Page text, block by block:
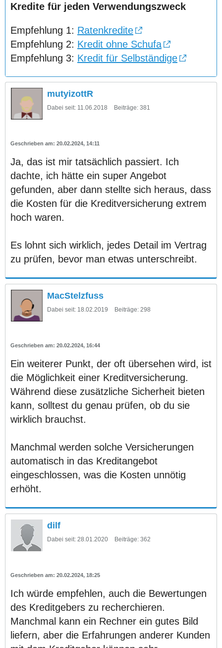
Kredite für jeden Verwendungszweck
Empfehlung 1: Ratenkredite
Empfehlung 2: Kredit ohne Schufa
Empfehlung 3: Kredit für Selbständige
mutyizottR
Dabei seit: 11.06.2018 Beiträge: 381
20.02.2024, 14:11
Ja, das ist mir tatsächlich passiert. Ich
dachte, ich hätte ein super Angebot
gefunden, aber dann stellte sich heraus, dass
die Kosten für die Kreditversicherung extrem
hoch waren.
Es lohnt sich wirklich, jedes Detail im Vertrag
zu prüfen, bevor man etwas unterschreibt.
MacStelzfuss
Dabei seit: 18.02.2019 Beiträge: 298
20.02.2024, 16:44
Ein weiterer Punkt, der oft übersehen wird, ist
die Möglichkeit einer Kreditversicherung.
Während diese zusätzliche Sicherheit bieten
kann, solltest du genau prüfen, ob du sie
wirklich brauchst.
Manchmal werden solche Versicherungen
automatisch in das Kreditangebot
eingeschlossen, was die Kosten unnötig
erhöht.
dilf
Dabei seit: 28.01.2020 Beiträge: 362
20.02.2024, 18:25
Ich würde empfehlen, auch die Bewertungen
des Kreditgebers zu recherchieren.
Manchmal kann ein Rechner ein gutes Bild
liefern, aber die Erfahrungen anderer Kunden